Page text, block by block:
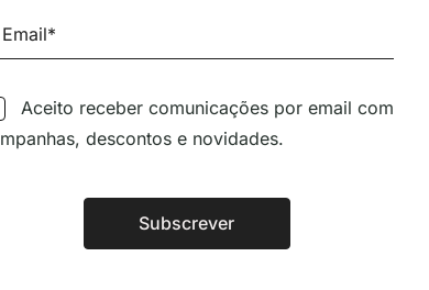
ARQUITECTURA
Aceito receber comunicações por email com
descontos e novidades.
Subscrever